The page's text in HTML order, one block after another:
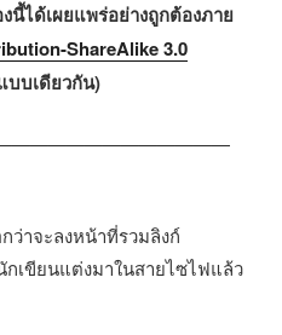
นี้ได้เผยแพร่อย่างถูกต้องภาย
ShareAlike 3.0
บเดียวกัน)
าจะลงหน้าที่รวมลิงก์
เขียนแต่งมาในสายไซไฟแล้ว